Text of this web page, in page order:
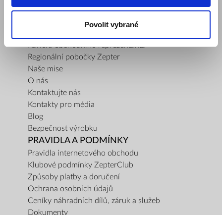
Povolit vybrané
Kariéra obchodního reprezentanta
Regionální pobočky Zepter
Naše mise
O nás
Kontaktujte nás
Kontakty pro média
Blog
Bezpečnost výrobku
PRAVIDLA A PODMÍNKY
Pravidla internetového obchodu
Klubové podmínky ZepterClub
Způsoby platby a doručení
Ochrana osobních údajů
Ceníky náhradních dílů, záruk a služeb
Dokumenty